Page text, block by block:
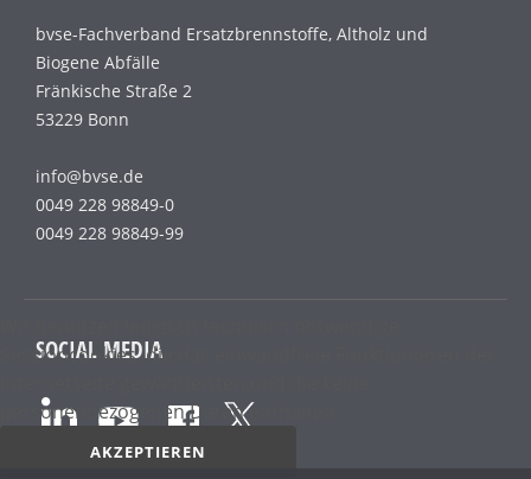
bvse-Fachverband Ersatzbrennstoffe, Altholz und
Biogene Abfälle
Fränkische Straße 2
53229 Bonn
info@bvse.de
0049 228 98849-0
0049 228 98849-99
SOCIAL MEDIA
Sessioncookies, die das einwandfreie Funktionieren der
personenbezogenen Daten enthalten.
AKZEPTIEREN